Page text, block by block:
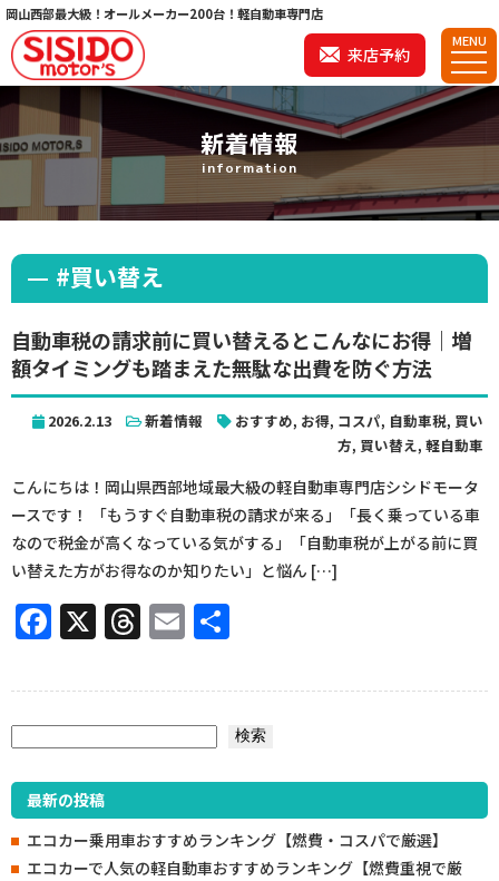
岡山西部最大級！オールメーカー200台！軽自動車専門店
来店予約
MENU
新着情報
information
#買い替え
自動車税の請求前に買い替えるとこんなにお得｜増
額タイミングも踏まえた無駄な出費を防ぐ方法
2026.2.13 新着情報 おすすめ, お得, コスパ, 自動車税, 買い
方, 買い替え , 軽自動車
こんにちは！岡山県西部地域最大級の軽自動車専門店シシドモータ
ースです！ 「もうすぐ自動車税の請求が来る」「長く乗っている車
なので税金が高くなっている気がする」「自動車税が上がる前に買
い替えた方がお得なのか知りたい」と悩ん […]
Facebook
X Threads
Email
検索
最新の投稿
エコカー乗用車おすすめランキング【燃費・コスパで厳選】
エコカーで人気の軽自動車おすすめランキング【燃費重視で厳